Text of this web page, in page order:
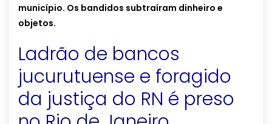
município. Os bandidos subtraíram dinheiro e
objetos.
Ladrão de bancos
jucurutuense e foragido
da justiça do RN é preso